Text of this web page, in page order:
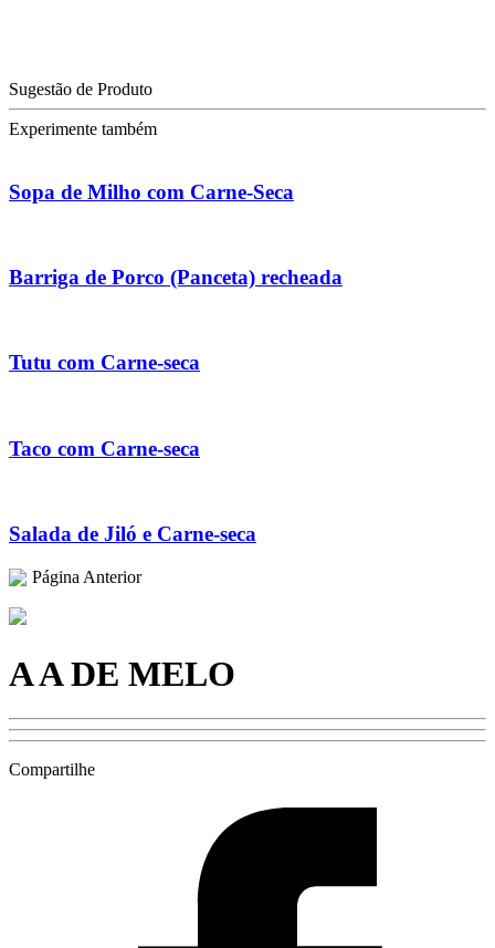
Sugestão de Produto
Experimente também
Sopa de Milho com Carne-Seca
Barriga de Porco (Panceta) recheada
Tutu com Carne-seca
Taco com Carne-seca
Salada de Jiló e Carne-seca
Página Anterior
A A DE MELO
Compartilhe